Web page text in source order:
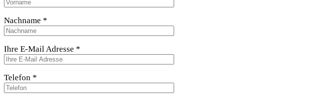
Nachname *
Ihre E-Mail Adresse *
Telefon *